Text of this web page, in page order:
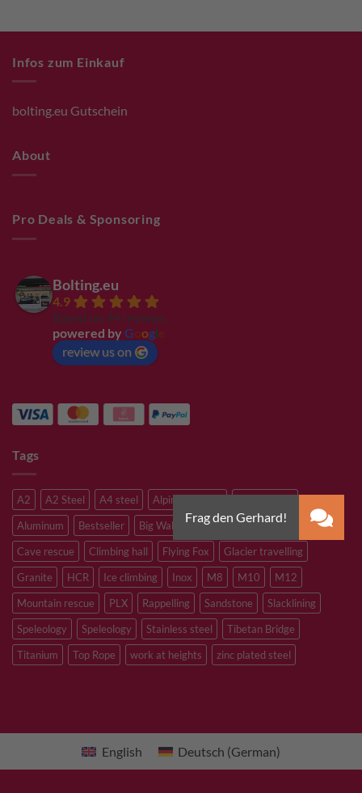
Infos zum Einkauf
bolting.eu Gutschein
About
Pro Deals & Sponsoring
Bolting.eu
4.9
Based on 94 reviews
powered by G ogl
review us on
Tags
A2 A2 Steel A4 steel Alpine climbing
Aluminum
Bestseller Big Wall Climbing
Canyoning
Cave rescue
Climbing hall Flying Fox
Glacier travelling
Granite
HCR Ice climbing Inox M8 M10
M12
Mountain rescue
PLX Rappelling Sandstone
Slacklining
Speleology
Speleology Stainless steel
Tibetan Bridge
Titanium
Top Rope work at heights zinc plated steel
English Deutsch (German)